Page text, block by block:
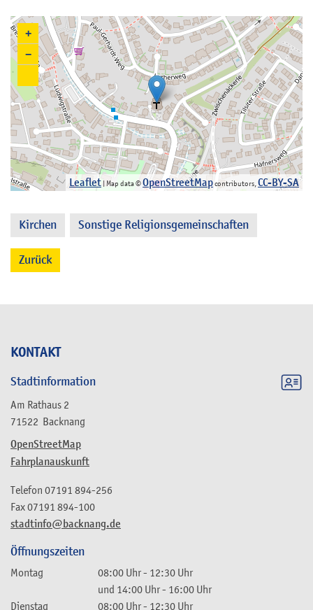
KONTAKT
Stadtinformation
Am Rathaus 2
71522 Backnang
OpenStreetMap
Fahrplanauskunft
stadtinfo@backnang.de
Telefon 07191 894-256
Fax07191 894-100
Öffnungszeiten
Montag 08:00 Uhr- 12:30 Uhr
und 14:00 Uhr- 16:00 Uhr
Dienstag
08:00 Uhr- 12:30 Uhr
+
−
Leaflet | Map data ©OpenStreetMapcontributors, CC-BY-SA
Kirchen Sonstige Religionsgemeinschaften
Zurück